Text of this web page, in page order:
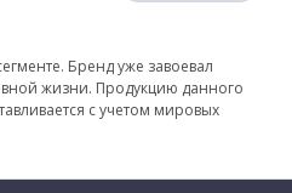
Бренд уже завоевал
жизни. Продукцию данного
с учетом мировых